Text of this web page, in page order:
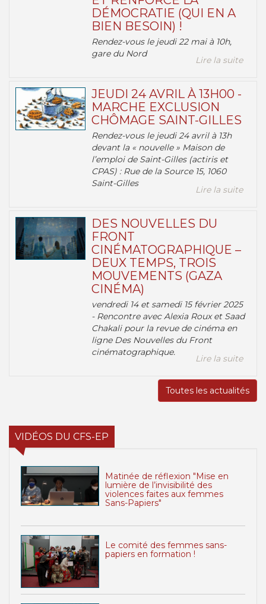
DÉMOCRATIE (QUI EN A
BIEN BESOIN) !
Rendez-vous le jeudi 22 mai à 10h,
gare du Nord
Lire la suite
JEUDI 24 AVRIL À 13H00 -
MARCHE EXCLUSION
CHÔMAGE SAINT-GILLES
Rendez-vous le jeudi 24 avril à 13h
devant la « nouvelle » Maison de
l’emploi de Saint-Gilles (actiris et
CPAS) : Rue de la Source 15, 1060
Saint-Gilles
Lire la suite
DES NOUVELLES DU
FRONT
CINÉMATOGRAPHIQUE –
DEUX TEMPS, TROIS
MOUVEMENTS (GAZA
CINÉMA)
vendredi 14 et samedi 15 février 2025
- Rencontre avec Alexia Roux et Saad
Chakali pour la revue de cinéma en
ligne Des Nouvelles du Front
cinématographique.
Lire la suite
Toutes les actualités
VIDÉOS DU CFS-EP
Matinée de réflexion "Mise en
lumière de l’invisibilité des
violences faites aux femmes
Sans-Papiers"
Le comité des femmes sans-
papiers en formation !